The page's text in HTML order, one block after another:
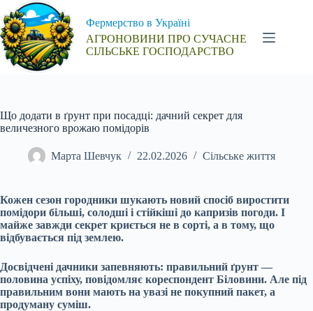
Перейти
до
вмісту
Фермерство в Україні
АГРОНОВИНИ ПРО СУЧАСНЕ
СІЛЬСЬКЕ ГОСПОДАРСТВО
Що додати в ґрунт при посадці: дачний секрет для
величезного врожаю помідорів
Марта Шевчук 22.02.2026 Сільське життя
Кожен сезон городники шукають новий спосіб виростити
помідори більші, солодші і стійкіші до капризів погоди. І
майже завжди секрет криється не в сорті, а в тому, що
відбувається під землею.
Досвідчені дачники запевняють: правильний ґрунт —
половина успіху, повідомляє кореспондент Біловини. Але під
правильним вони мають на увазі не покупний пакет, а
продуману суміш.